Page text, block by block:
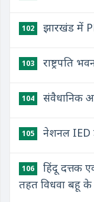
102 झारखंड में
103 राष्ट्रपति
104 संवैधानिक
105 नेशनल IED
106
हिंदू दत्तक
तहत विधवा बहू